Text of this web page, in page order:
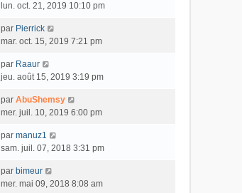
lun. oct. 21, 2019 10:10 pm
par Pierrick
mar. oct. 15, 2019 7:21 pm
par Raaur
jeu. août 15, 2019 3:19 pm
par AbuShemsy
mer. juil. 10, 2019 6:00 pm
par manuz1
sam. juil. 07, 2018 3:31 pm
par bimeur
mer. mai 09, 2018 8:08 am